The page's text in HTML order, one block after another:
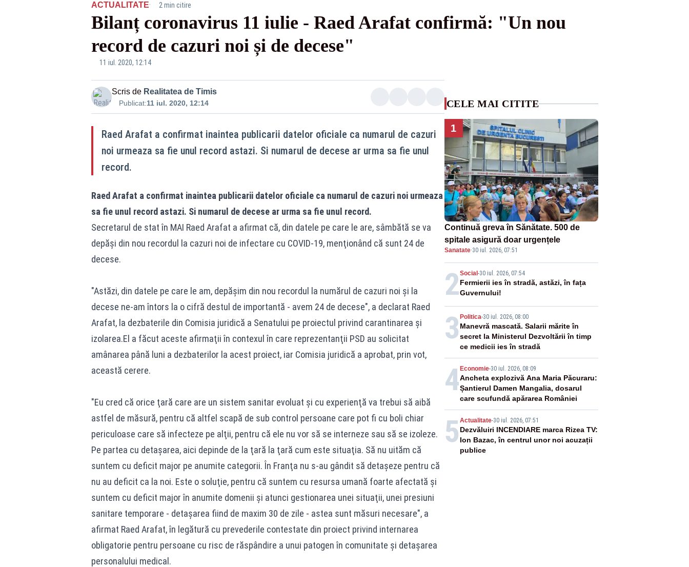
ACTUALITATE· 2 min citire
Bilanț coronavirus 11 iulie - Raed Arafat confirmă: "Un nou
record de cazuri noi și de decese"
11 iul. 2020, 12:14
Bilanț coronavirus 11 iulie - Raed Arafat confirmă: "Un nou record de cazuri noi și de decese"
Scris de Realitatea de Timis
Publicat:11 iul. 2020, 12:14
Raed Arafat a confirmat inaintea publicarii datelor oficiale ca numarul de cazuri
noi urmeaza sa fie unul record astazi. Si numarul de decese ar urma sa fie unul
record.
Raed Arafat a confirmat inaintea publicarii datelor oficiale ca numarul de cazuri noi urmeaza
sa fie unul record astazi. Si numarul de decese ar urma sa fie unul record.
Secretarul de stat în MAI Raed Arafat a afirmat că, din datele pe care le are, sâmbătă se va
depăşi din nou recordul la cazuri noi de infectare cu COVID-19, menţionând că sunt 24 de
decese.
"Astăzi, din datele pe care le am, depăşim din nou recordul la numărul de cazuri noi şi la
decese ne-am întors la o cifră destul de importantă - avem 24 de decese", a declarat Raed
Arafat, la dezbaterile din Comisia juridică a Senatului pe proiectul privind carantinarea şi
izolarea.El a făcut aceste afirmaţii în contexul în care reprezentanţii PSD au solicitat
amânarea până luni a dezbaterilor la acest proiect, iar Comisia juridică a aprobat, prin vot,
această cerere.
"Eu cred că orice ţară care are un sistem sanitar evoluat şi cu experienţă va trebui să aibă
astfel de măsură, pentru că altfel scapă de sub control persoane care pot fi cu boli chiar
periculoase care să infecteze pe alţii, pentru că ele nu vor să se interneze sau să se izoleze.
Pe partea cu detaşarea, aici depinde de la ţară la ţară cum este situaţia. Să nu uităm că
suntem cu deficit major pe anumite categorii. În Franţa nu s-au gândit să detaşeze pentru că
nu au deficit ca la noi. Este o soluţie, pentru că suntem cu resursa umană foarte afectată şi
suntem cu deficit major în anumite domenii şi atunci gestionarea unei situaţii, unei presiuni
sanitare temporare - detaşarea fiind de maxim 30 de zile - astea sunt măsuri necesare", a
afirmat Raed Arafat, în legătură cu prevederile contestate din proiect privind internarea
obligatorie pentru persoane cu risc de răspândire a unui patogen în comunitate şi detaşarea
personalului medical.
CELE MAI CITITE
1
Continuă greva în Sănătate. 500 de
spitale asigură doar urgențele
Sanatate·30 iul. 2026, 07:51
2Social -30 iul. 2026, 07:54
Fermierii ies în stradă, astăzi, în fața
Guvernului!
3 Politica-30 iul. 2026, 08:00
Manevră mascată. Salarii mărite în
secret la Ministerul Dezvoltării în timp
ce medicii ies în stradă
4 Economie-30 iul. 2026, 08:09
Ancheta explozivă Ana Maria Păcuraru:
Șantierul Damen Mangalia, dosarul
care scufundă apărarea României
5 Actualitate-30 iul. 2026, 07:51
Dezvăluiri INCENDIARE marca Rizea TV:
Ion Bazac, în centrul unor noi acuzații
publice